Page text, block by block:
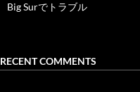
Big Surでトラブル
RECENT COMMENTS